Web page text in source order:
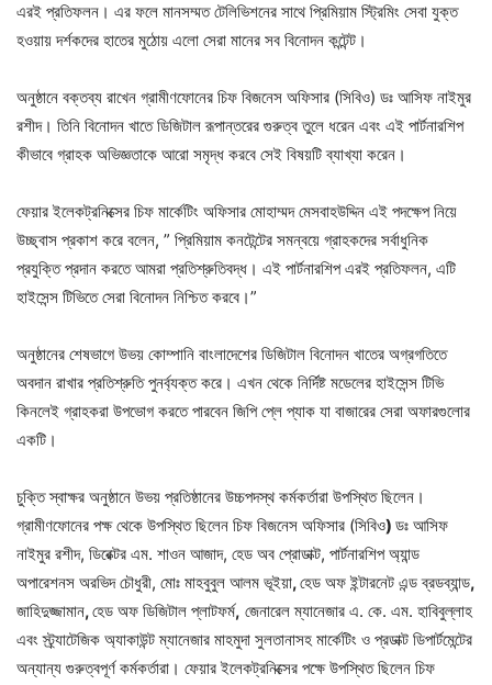
এরই প্রতিফলন। এর ফলে মানসম্মত টেলিভিশনের সাথে প্রিমিয়াম স্ট্রিমিং সেবা যুক্ত
হওয়ায় দর্শকদের হাতের মুঠোয় এলো সেরা মানের সব বিনোদন কন্টেন্ট।
অনুষ্ঠানে বক্তব্য রাখেন গ্রামীণফোনের চিফ বিজনেস অফিসার (সিবিও) ডঃ আসিফ নাইমুর
রশীদ। তিনি বিনোদন খাতে ডিজিটাল রূপান্তরের গুরুত্ব তুলে ধরেন এবং এই পার্টনারশিপ
কীভাবে গ্রাহক অভিজ্ঞতাকে আরো সমৃদ্ধ করবে সেই বিষয়টি ব্যাখ্যা করেন।
ফেয়ার ইলেকট্রনিক্সের চিফ মার্কেটিং অফিসার মোহাম্মদ মেসবাহউদ্দিন এই পদক্ষেপ নিয়ে
উচ্ছ্বাস প্রকাশ করে বলেন, ” প্রিমিয়াম কনটেন্টের সমন্বয়ে গ্রাহকদের সর্বাধুনিক
প্রযুক্তি প্রদান করতে আমরা প্রতিশ্রুতিবদ্ধ। এই পার্টনারশিপ এরই প্রতিফলন, এটি
হাইসেন্স টিভিতে সেরা বিনোদন নিশ্চিত করবে।”
অনুষ্ঠানের শেষভাগে উভয় কোম্পানি বাংলাদেশের ডিজিটাল বিনোদন খাতের অগ্রগতিতে
অবদান রাখার প্রতিশ্রুতি পুনর্ব্যক্ত করে। এখন থেকে নির্দিষ্ট মডেলের হাইসেন্স টিভি
কিনলেই গ্রাহকরা উপভোগ করতে পারবেন জিপি প্লে প্যাক যা বাজারের সেরা অফারগুলোর
একটি।
চুক্তি স্বাক্ষর অনুষ্ঠানে উভয় প্রতিষ্ঠানের উচ্চপদস্থ কর্মকর্তারা উপস্থিত ছিলেন।
গ্রামীণফোনের পক্ষ থেকে উপস্থিত ছিলেন চিফ বিজনেস অফিসার (সিবিও) ডঃ আসিফ
নাইমুর রশীদ, ডিরেক্টর এম. শাওন আজাদ, হেড অব প্রোডাক্ট, পার্টনারশিপ অ্যান্ড
অপারেশনস অরভিদ চৌধুরী, মোঃ মাহবুবুল আলম ভূইয়া,হেড অফ ইন্টারনেট এন্ড ব্রডব্যান্ড,
জাহিদুজ্জামান,হেড অফ ডিজিটাল প্লাটফর্ম, জেনারেল ম্যানেজার এ. কে. এম. হাবিবুল্লাহ
এবং স্ট্র্যাটেজিক অ্যাকাউন্ট ম্যানেজার মাহমুদা সুলতানাসহ মার্কেটিং ও প্রডাক্ট ডিপার্টমেন্টের
অন্যান্য গুরুত্বপূর্ণ কর্মকর্তারা। ফেয়ার ইলেকট্রনিক্সের পক্ষে উপস্থিত ছিলেন চিফ